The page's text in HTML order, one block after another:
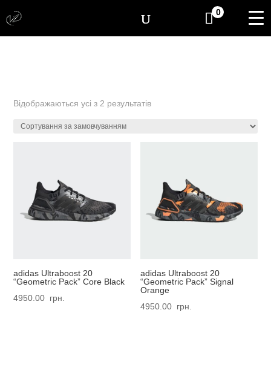
0
Відображаються усі з 2 результатів
adidas Ultraboost 20
“Geometric Pack” Core Black
4950.00 грн.
adidas Ultraboost 20
“Geometric Pack” Signal
Orange
4950.00 грн.